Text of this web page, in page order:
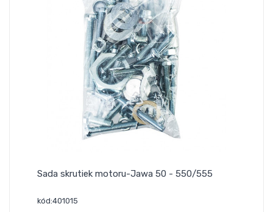
Sada skrutiek motoru-Jawa 50 - 550/555
kód:401015